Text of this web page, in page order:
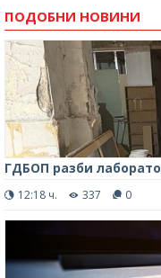
ПОДОБНИ НОВИНИ
ГДБОП разби
12:18 ч. 337 0